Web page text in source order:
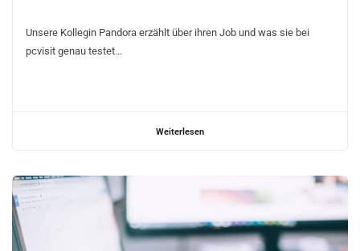
Unsere Kollegin Pandora erzählt über ihren Job und was sie bei
pcvisit genau testet...
Weiterlesen